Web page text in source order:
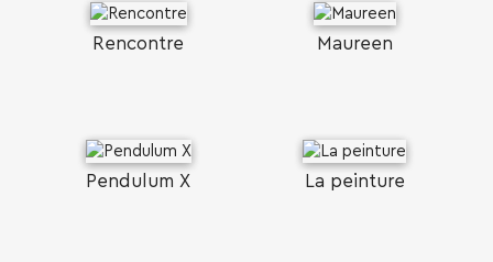
Rencontre Maureen
Pendulum X La peinture